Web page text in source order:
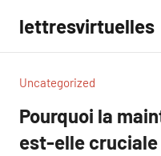
contenu
lettresvirtuelles
Uncategorized
Pourquoi la
est-elle